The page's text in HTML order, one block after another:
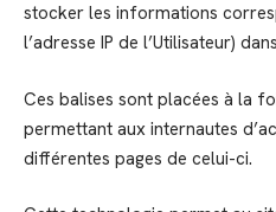
stocker les informations
l’adresse IP de l’Utilisateur)
Ces balises sont placées à la
permettant aux internautes
différentes pages de celui-ci.